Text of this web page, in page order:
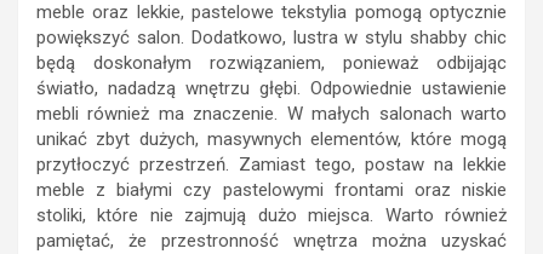
meble oraz lekkie, pastelowe tekstylia pomogą optycznie
powiększyć salon. Dodatkowo, lustra w stylu shabby chic
będą doskonałym rozwiązaniem, ponieważ odbijając
światło, nadadzą wnętrzu głębi. Odpowiednie ustawienie
mebli również ma znaczenie. W małych salonach warto
unikać zbyt dużych, masywnych elementów, które mogą
przytłoczyć przestrzeń. Zamiast tego, postaw na lekkie
meble z białymi czy pastelowymi frontami oraz niskie
stoliki, które nie zajmują dużo miejsca. Warto również
pamiętać, że przestronność wnętrza można uzyskać